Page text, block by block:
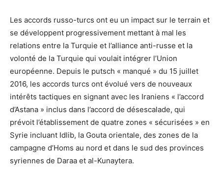
Les accords russo-turcs ont eu un impact sur le terrain et
se développent progressivement mettant à mal les
relations entre la Turquie et l’alliance anti-russe et la
volonté de la Turquie qui voulait intégrer l’Union
européenne. Depuis le putsch « manqué » du 15 juillet
2016, les accords turcs ont évolué vers de nouveaux
intérêts tactiques en signant avec les Iraniens « l’accord
d’Astana » inclus dans l’accord de désescalade, qui
prévoit l’établissement de quatre zones « sécurisées » en
Syrie incluant Idlib, la Gouta orientale, des zones de la
campagne d’Homs au nord et dans le sud des provinces
syriennes de Daraa et al-Kunaytera.